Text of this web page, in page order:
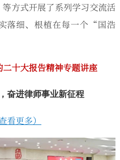
方式开展了系列学习交流活
落细、根植在每一个“国浩
十大报告精神专题讲座
奋进律师事业新征程
看更多）